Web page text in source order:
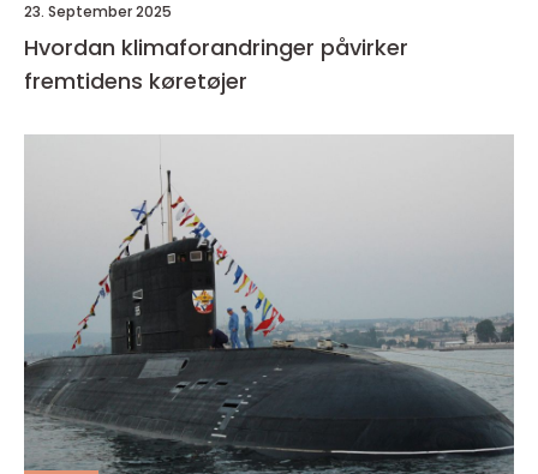
23. September 2025
Hvordan klimaforandringer påvirker
fremtidens køretøjer